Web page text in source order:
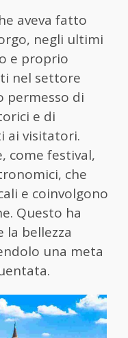
aveva fatto
negli ultimi
e proprio
nel settore
permesso di
e di
ai visitatori.
come festival,
che
e coinvolgono
Questo ha
bellezza
una meta